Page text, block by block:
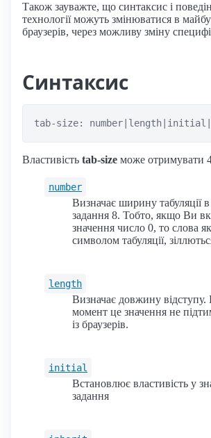
Також зауважте, що синтаксис і
технології можуть змінюватися в
браузерів, через можливу зміну
Синтаксис
tab-size:
Властивість tab-size може отримувати
number
Визначає ширину табуляції
задання 8. Тобто, якщо Ви
значення число 0, то слова
символом табуляції,
length
Визначає довжину
момент це значення не
із браузерів.
initial
Встановлює властивість у
задання